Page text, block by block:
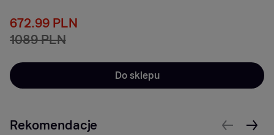
672.99 PLN
1089 PLN
Do sklepu
Rekomendacje